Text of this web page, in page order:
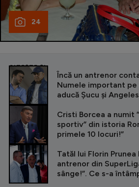
24
CITEȘTE ȘI
Încă un antrenor
Numele important pe
aducă Șucu și
Cristi Borcea a numit
sportiv” din istoria
primele 10 locuri!”
Tatăl lui Florin
antrenor din
sânge!”. Ce s-a